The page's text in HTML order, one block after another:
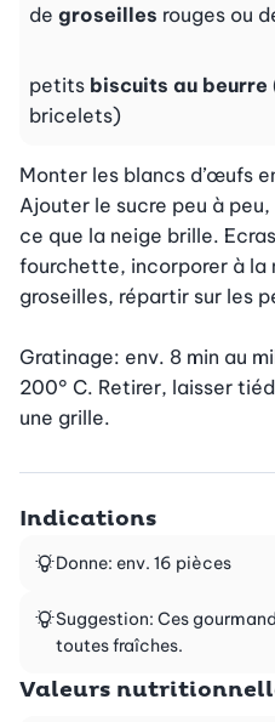
de groseilles rouges ou
petits biscuits au beurre
bricelets)
Monter les blancs d’œufs
Ajouter le sucre peu à
ce que la neige brille.
fourchette, incorporer à la
groseilles, répartir sur les
Gratinage: env. 8 min au
200° C. Retirer, laisser
une grille.
Indications
Donne: env. 16 pièces
Suggestion: Ces
toutes fraîches.
Valeurs